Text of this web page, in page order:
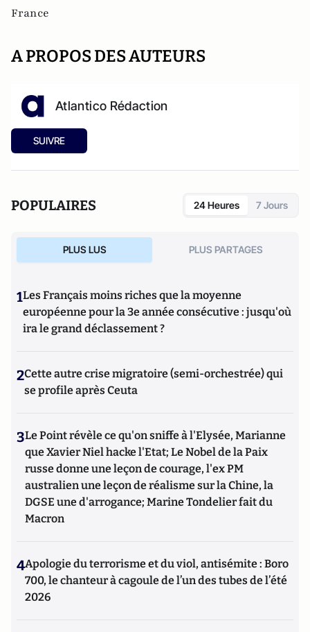
France
A PROPOS DES AUTEURS
Atlantico Rédaction
SUIVRE
POPULAIRES 24 Heures 7 Jours
PLUS LUS PLUS PARTAGES
1Les Français moins riches que la moyenne
européenne pour la 3e année consécutive : jusqu'où
ira le grand déclassement ?
2Cette autre crise migratoire (semi-orchestrée) qui
se profile après Ceuta
3Le Point révèle ce qu'on sniffe à l'Elysée, Marianne
que Xavier Niel hacke l'Etat; Le Nobel de la Paix
russe donne une leçon de courage, l'ex PM
australien une leçon de réalisme sur la Chine, la
DGSE une d'arrogance; Marine Tondelier fait du
Macron
4Apologie du terrorisme et du viol, antisémite : Boro
700, le chanteur à cagoule de l’un des tubes de l’été
2026